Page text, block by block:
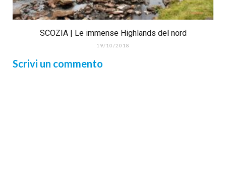
SCOZIA | Le immense Highlands del nord
19/10/2018
Scrivi un commento